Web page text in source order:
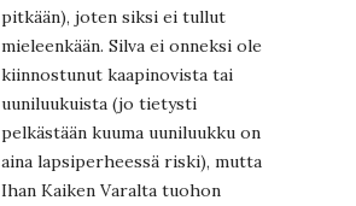
pitkään), joten siksi ei tullut
mieleenkään. Silva ei onneksi ole
kiinnostunut kaapinovista tai
uuniluukuista (jo tietysti
pelkästään kuuma uuniluukku on
aina lapsiperheessä riski), mutta
Ihan Kaiken Varalta tuohon